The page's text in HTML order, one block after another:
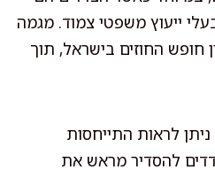
ייעוץ משפטי צמוד. מגמה
חופש החוזים בישראל, תוך
ניתן לראות התייחסות
להסדיר מראש את